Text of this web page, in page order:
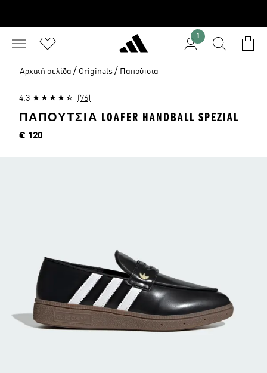
1
Αρχική σελίδα / Originals / Παπούτσια
4.3 (76)
ΠΑΠΟΥΤΣΙΑ LOAFER HANDBALL SPEZIAL
Τιμή
€ 120